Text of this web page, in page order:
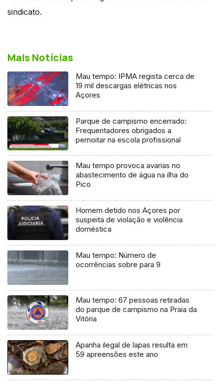
sindicato.
Mais Notícias
Mau tempo: IPMA regista cerca de
19 mil descargas elétricas nos
Açores
Parque de campismo encerrado:
Frequentadores obrigados a
pernoitar na escola profissional
Mau tempo provoca avarias no
abastecimento de água na ilha do
Pico
Homem detido nos Açores por
suspeita de violação e violência
doméstica
Mau tempo: Número de
ocorrências sobre para 9
Mau tempo: 67 pessoas retiradas
do parque de campismo na Praia da
Vitória
Apanha ilegal de lapas resulta em
59 apreensões este ano